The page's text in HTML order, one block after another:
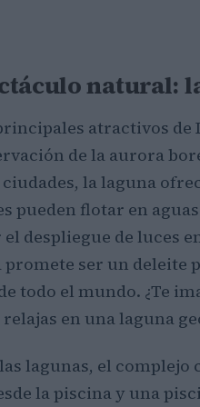
natural:
atractivos
de la aurora
la laguna
pueden flotar en
despliegue de luces
ser un deleite
todo el mundo. ¿Te
en una laguna
lagunas, el
la piscina y una